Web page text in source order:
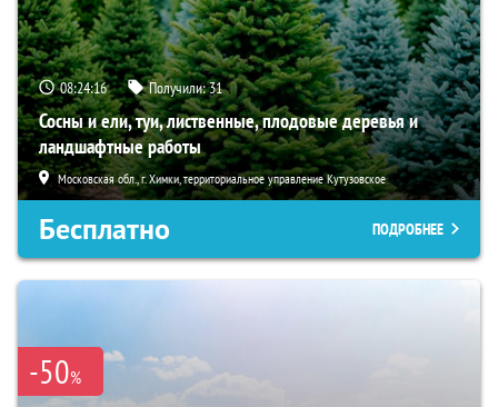
08:24:15 Получили:31
Сосны и ели, туи, лиственные, плодовые деревья и
ландшафтные работы
Московская обл., г. Химки, территориальное управление Кутузовское
Бесплатно ПОДРОБНЕЕ
-50%